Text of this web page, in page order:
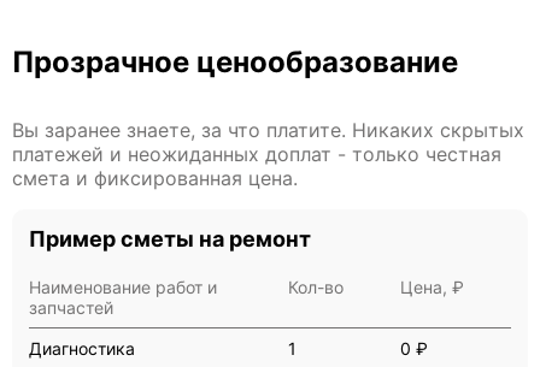
Прозрачное ценообразование
Вы заранее знаете, за что платите. Никаких скрытых
платежей и неожиданных доплат - только честная
смета и фиксированная цена.
Пример сметы на ремонт
Наименование работ и
запчастей
Кол-во Цена, ₽
Диагностика 1
0 ₽